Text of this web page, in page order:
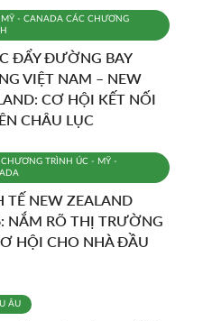
- CANADA CÁC CHƯƠNG
ĐẨY ĐƯỜNG BAY
VIỆT NAM – NEW
CƠ HỘI KẾT NỐI
CHÂU LỤC
TRÌNH ÚC - MỸ -
TẾ NEW ZEALAND
NẮM RÕ THỊ TRƯỜNG
HỘI CHO NHÀ ĐẦU
ÂU